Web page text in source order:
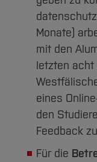
Monate)
mit den
letzten acht
eines
den
Feedback
Für die